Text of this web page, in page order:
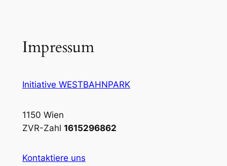
Impressum
Initiative WESTBAHNPARK
1150 Wien
ZVR-Zahl 1615296862
Kontaktiere uns